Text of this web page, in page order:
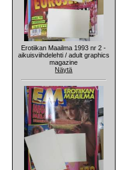
Erotiikan Maailma 1993 nr 2 -
aikuisviihdelehti / adult graphics
magazine
Näytä